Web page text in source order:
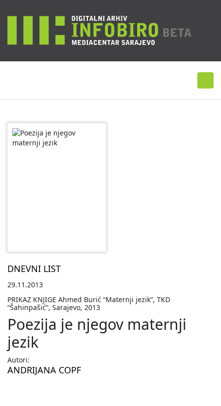
DNEVNI LIST
29.11.2013
PRIKAZ KNJIGE Ahmed Burić “Maternji jezik”, TKD
“Šahinpašić”, Sarajevo, 2013
Poezija je njegov maternji
jezik
Autori:
ANDRIJANA COPF